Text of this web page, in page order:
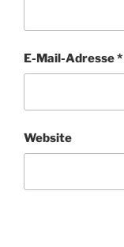
E-Mail-Adresse*
Website